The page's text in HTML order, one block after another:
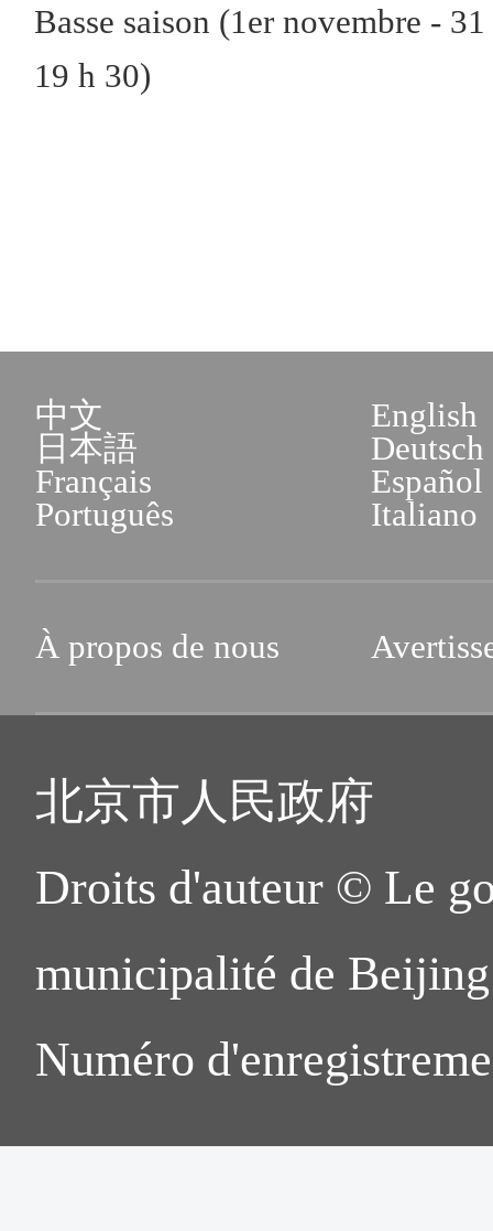
Basse saison (1er novembre -
19 h 30)
中文
English
日本語
Deutsch
Français
Español
Português
Italiano
À propos de nous
北京市人民政府
Droits d'auteur © Le
municipalité de
Numéro